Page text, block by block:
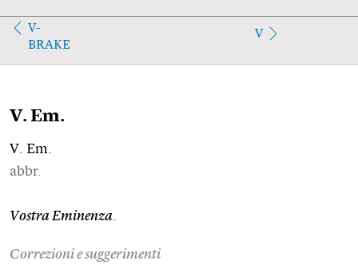
V-
BRAKE
V
V. Em.
V. Em.
abbr.
Vostra Eminenza
Correzioni e suggerimenti